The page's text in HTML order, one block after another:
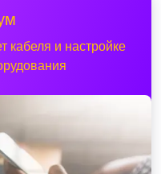
кабеля и настройке